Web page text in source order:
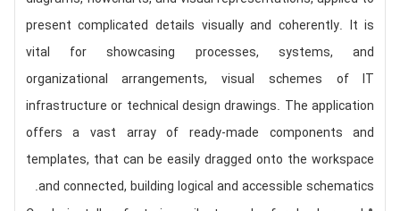
present complicated details visually and coherently. It is
vital for showcasing processes, systems, and
organizational arrangements, visual schemes of IT
infrastructure or technical design drawings. The application
offers a vast array of ready-made components and
templates, that can be easily dragged onto the workspace
and connected, building logical and accessible schematics.